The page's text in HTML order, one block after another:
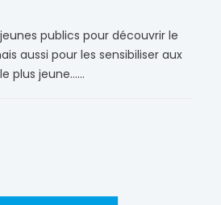
publics pour découvrir le
aussi pour les sensibiliser aux
plus jeune……